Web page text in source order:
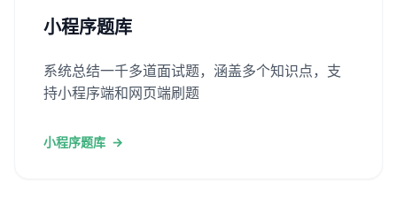
小程序题库
系统总结一千多道面试题，涵盖多个知识点，支
持小程序端和网页端刷题
小程序题库 →